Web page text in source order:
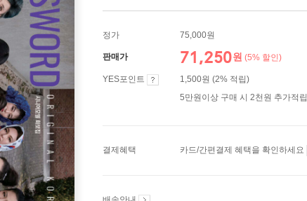
정가 75,000원
판매가 71,250원 (5% 할인)
YES포인트
1,500원 (2% 적립)
5만원이상 구매 시 2천원 추가적립
결제혜택 카드/간편결제 혜택을 확인하세요